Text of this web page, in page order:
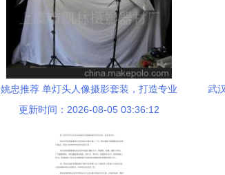
姚忠推荐 单灯头人像摄影套装，打造专业
级影像表现
更新时间：2026-08-05 03:36:12
武